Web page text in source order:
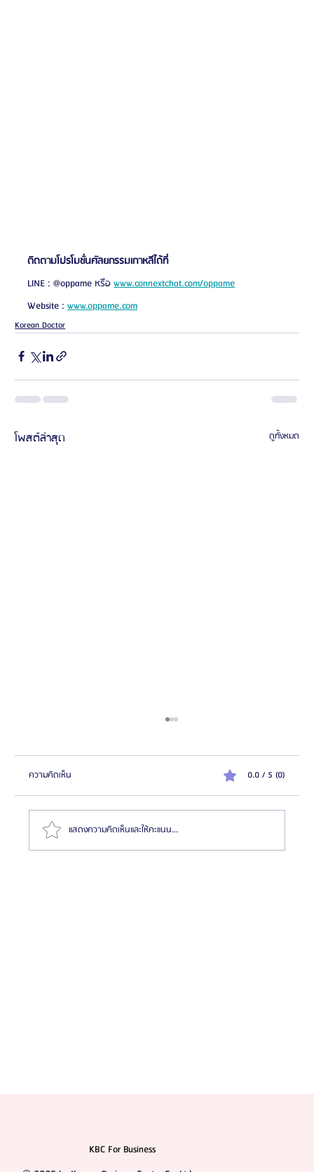
ติดตามโปรโมชั่นศัลยกรรมเกาหลีได้ที่
LINE : @oppame หรือ www.connextchat.com/oppame
Website : www.oppame.com
Korean Doctor
โพสต์ล่าสุด ดูทั้งหมด
ความคิดเห็น 0.0 / 5 (0)
แสดงความคิดเห็นและให้คะแนน...
KBC For Business